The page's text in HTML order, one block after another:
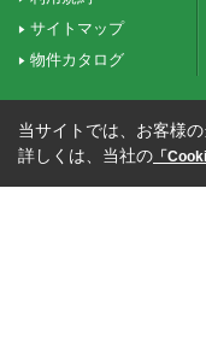
サイトマップ
物件カタログ
当サイトでは、お客様
詳しくは、当社の 「